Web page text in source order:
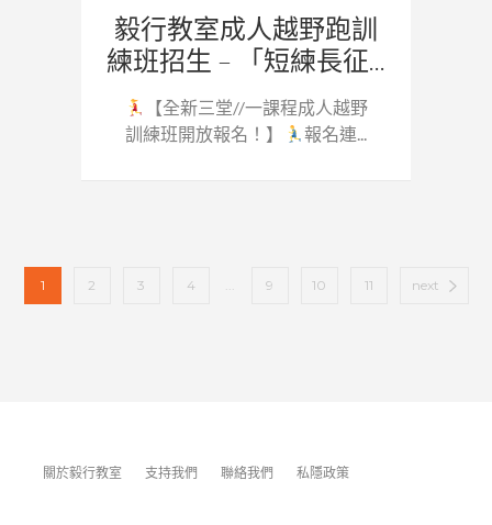
毅行教室成人越野跑訓
練班招生 – 「短練長征...
【全新三堂//一課程成人越野
訓練班開放報名！】
報名連...
1 2 3 4 ... 9 10 11 next
關於毅行教室 支持我們 聯絡我們 私隱政策